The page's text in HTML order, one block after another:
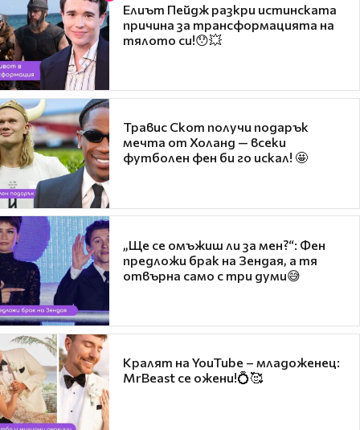
Елиът Пейдж разкри истинската
причина за трансформацията на
тялото си!😯💥
Травис Скот получи подарък
мечта от Холанд — всеки
футболен фен би го искал! 🤩
„Ще се омъжиш ли за мен?“: Фен
предложи брак на Зендая, а тя
отвърна само с три думи😅
Кралят на YouTube – младоженец:
MrBeast се ожени!💍🥰